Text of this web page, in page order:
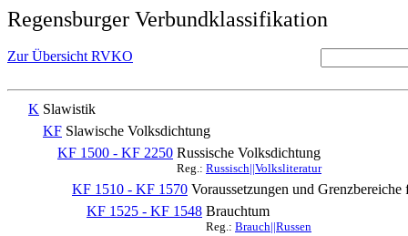
Regensburger Verbundklassifikation
Zur Übersicht RVKO
K Slawistik
KF Slawische Volksdichtung
KF 1500 - KF 2250 Russische Volksdichtung
Reg.: Russisch||Volksliteratur
KF 1510 - KF 1570 Voraussetzungen und
KF 1525 - KF 1548 Brauchtum
Reg.: Brauch||Russen